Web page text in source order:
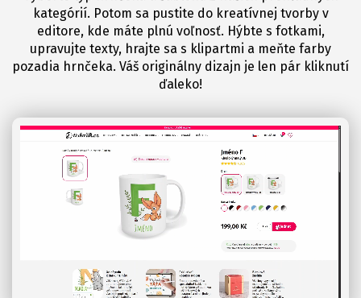
kategórií. Potom sa pustite do kreatívnej tvorby v
editore, kde máte plnú voľnosť. Hýbte s fotkami,
upravujte texty, hrajte sa s klipartmi a meňte farby
pozadia hrnčeka. Váš originálny dizajn je len pár kliknutí
ďaleko!